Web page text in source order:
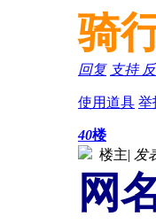
骑
回复 支持
使用道具 举
40楼
楼主| 发
网